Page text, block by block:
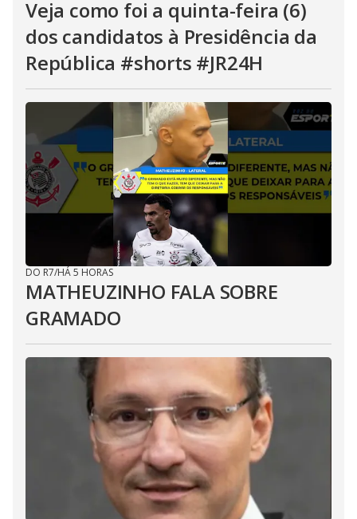
Veja como foi a quinta-feira (6)
dos candidatos à Presidência da
República #shorts #JR24H
DO R7/HÁ 5 HORAS
MATHEUZINHO FALA SOBRE
GRAMADO